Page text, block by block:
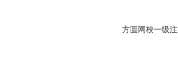
方圆网校一级